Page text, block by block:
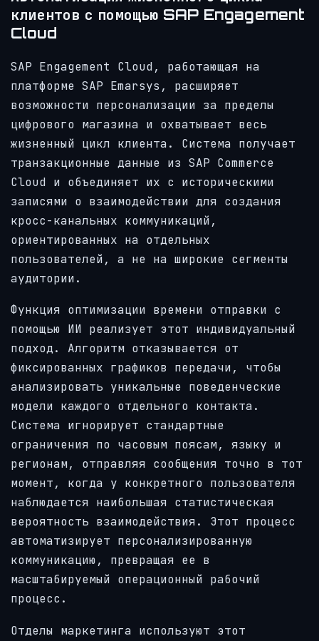
клиентов с помощью SAP Engagement
Cloud
SAP Engagement Cloud, работающая на
платформе SAP Emarsys, расширяет
возможности персонализации за пределы
цифрового магазина и охватывает весь
жизненный цикл клиента. Система получает
транзакционные данные из SAP Commerce
Cloud и объединяет их с историческими
записями о взаимодействии для создания
кросс-канальных коммуникаций,
ориентированных на отдельных
пользователей, а не на широкие сегменты
аудитории.
Функция оптимизации времени отправки с
помощью ИИ реализует этот индивидуальный
подход. Алгоритм отказывается от
фиксированных графиков передачи, чтобы
анализировать уникальные поведенческие
модели каждого отдельного контакта.
Система игнорирует стандартные
ограничения по часовым поясам, языку и
регионам, отправляя сообщения точно в тот
момент, когда у конкретного пользователя
наблюдается наибольшая статистическая
вероятность взаимодействия. Этот процесс
автоматизирует персонализированную
коммуникацию, превращая ее в
масштабируемый операционный рабочий
процесс.
Отделы маркетинга используют этот